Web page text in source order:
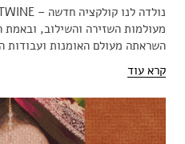
מעולמות השזירה והשילוב,
השראתה מעולם האומנות ועבודות
קרא עוד